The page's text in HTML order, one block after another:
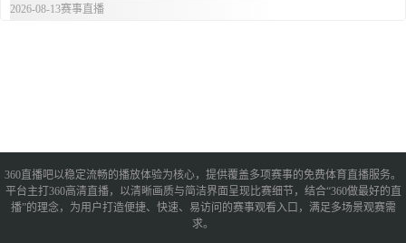
2026-08-13赛事直播
360直播吧以稳定流畅的播放体验为核心，提供覆盖多项赛事的免费体育直播服务。
平台主打360高清直播，以清晰画质与简洁界面呈现比赛细节，结合“360做最好的直
播”的理念，为用户打造便捷、快速、易访问的赛事观看入口，满足多场景观赛需
求。